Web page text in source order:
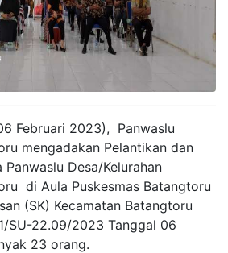
Februari 2023), Panwaslu
mengadakan Pelantikan dan
Desa/Kelurahan
di Aula Puskesmas Batangtoru
(SK) Kecamatan Batangtoru
SU-22.09/2023 Tanggal 06
23 orang.